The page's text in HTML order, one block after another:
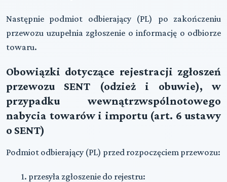
Następnie podmiot odbierający (PL) po zakończeniu
przewozu uzupełnia zgłoszenie o informację o odbiorze
towaru.
Obowiązki dotyczące rejestracji zgłoszeń
przewozu SENT (odzież i obuwie), w
przypadku wewnątrzwspólnotowego
nabycia towarów i importu (art. 6 ustawy
o SENT)
Podmiot odbierający (PL) przed rozpoczęciem przewozu:
1. przesyła zgłoszenie do rejestru: